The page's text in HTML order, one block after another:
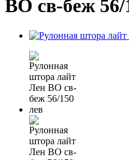
ВО св-беж 56/